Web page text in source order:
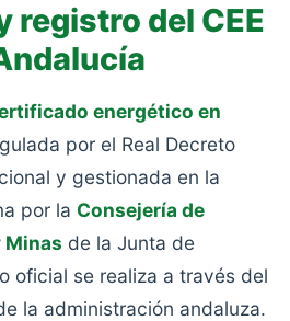
registro del CEE
energético en
por el Real Decreto
y gestionada en la
por la Consejería de
Minas de la Junta de
oficial se realiza a través del
la administración andaluza.